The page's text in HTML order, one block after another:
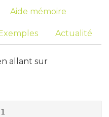
Aide mémoire
Actualité
allant sur